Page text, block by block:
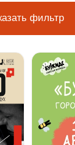
фильтр